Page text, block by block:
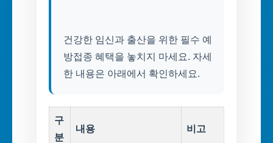
건강한 임신과 출산을 위한 필수 예
방접종 혜택을 놓치지 마세요. 자세
구
분
내용 비고